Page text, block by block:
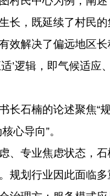
长，既延续了村民
解决了偏远地区
’逻辑，即气候适
石楠的论述聚焦“
心导向”。
专业焦虑状态，石
规划行业因此面临